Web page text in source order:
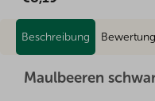
Beschreibung Bewertung
Maulbeeren